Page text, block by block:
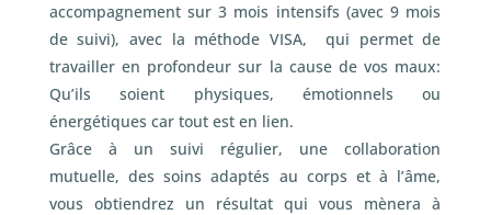
accompagnement sur 3 mois intensifs (avec 9 mois
de suivi), avec la méthode VISA, qui permet de
travailler en profondeur sur la cause de vos maux:
Qu’ils soient physiques, émotionnels ou
énergétiques car tout est en lien.
Grâce à un suivi régulier, une collaboration
mutuelle, des soins adaptés au corps et à l’âme,
vous obtiendrez un résultat qui vous mènera à